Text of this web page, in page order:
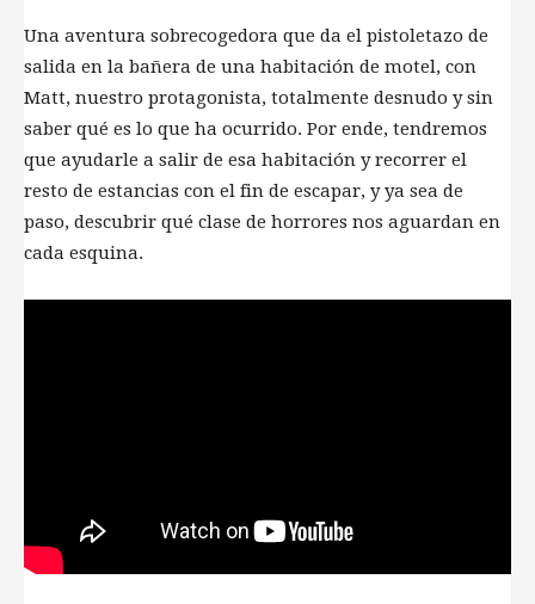
Una aventura sobrecogedora que da el pistoletazo de
salida en la bañera de una habitación de motel, con
Matt, nuestro protagonista, totalmente desnudo y sin
saber qué es lo que ha ocurrido. Por ende, tendremos
que ayudarle a salir de esa habitación y recorrer el
resto de estancias con el fin de escapar, y ya sea de
paso, descubrir qué clase de horrores nos aguardan en
cada esquina.